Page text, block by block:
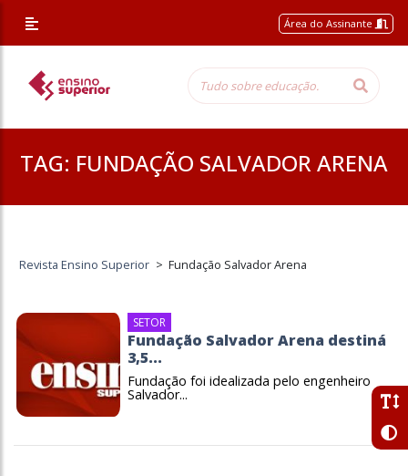
Área do Assinante
TAG: FUNDAÇÃO SALVADOR ARENA
Revista Ensino Superior > Fundação Salvador Arena
SETOR
Fundação Salvador Arena destiná
3,5...
Fundação foi idealizada pelo engenheiro
Salvador...